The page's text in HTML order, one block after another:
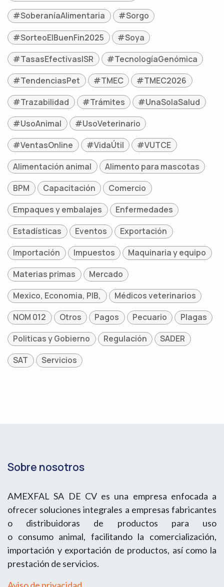
#SoberaníaAlimentaria
#Sorgo
#SorteoElBuenFin2025
#Soya
#TasasEfectivasISR
#TecnologíaGenómica
#TendenciasPet
#TMEC
#TMEC2026
#Trazabilidad
#Trámites
#UnaSolaSalud
#UsoAnimal
#UsoVeterinario
#VentasOnline
#VidaÚtil
#VUTCE
Alimentación animal
Alimento para mascotas
BPM
Capacitación
Comercio
Empaques y embalajes
Enfermedades
Estadísticas
Eventos
Exportación
Importación
Impuestos
Maquinaria y equipo
Materias primas
Mercado
Mexico, Economia, PIB,
Médicos veterinarios
NOM 012
Otros Pagos Pecuario
Plagas
Politicas y Gobierno
Regulación
SADER
SAT
Servicios
Sobre nosotros
AMEXFAL SA DE CV es una empresa enfocada a
ofrecer soluciones integrales a empresas fabricantes
o distribuidoras de productos para uso
o consumo animal, facilitando la comercialización,
importación y exportación de productos, así como la
prestación de servicios.